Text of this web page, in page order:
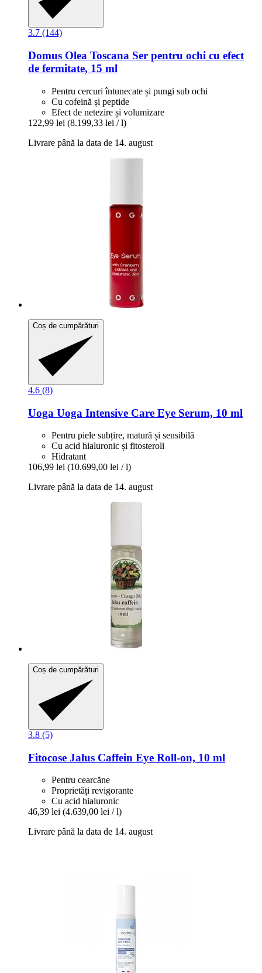
3.7 (144)
Domus Olea Toscana Ser pentru ochi cu efect
de fermitate, 15 ml
Pentru cercuri întunecate și pungi sub ochi
Cu cofeină și peptide
Efect de netezire și volumizare
122,99 lei (8.199,33 lei / l)
Livrare până la data de 14. august
Coș de cumpărături
4.6 (8)
Uoga Uoga Intensive Care Eye Serum, 10 ml
Pentru piele subțire, matură și sensibilă
Cu acid hialuronic și fitosteroli
Hidratant
106,99 lei (10.699,00 lei / l)
Livrare până la data de 14. august
Coș de cumpărături
3.8 (5)
Fitocose Jalus Caffein Eye Roll-​on, 10 ml
Pentru cearcăne
Proprietăți revigorante
Cu acid hialuronic
46,39 lei (4.639,00 lei / l)
Livrare până la data de 14. august